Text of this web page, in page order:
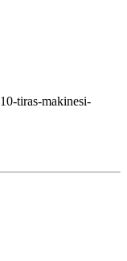
tiras-makinesi-